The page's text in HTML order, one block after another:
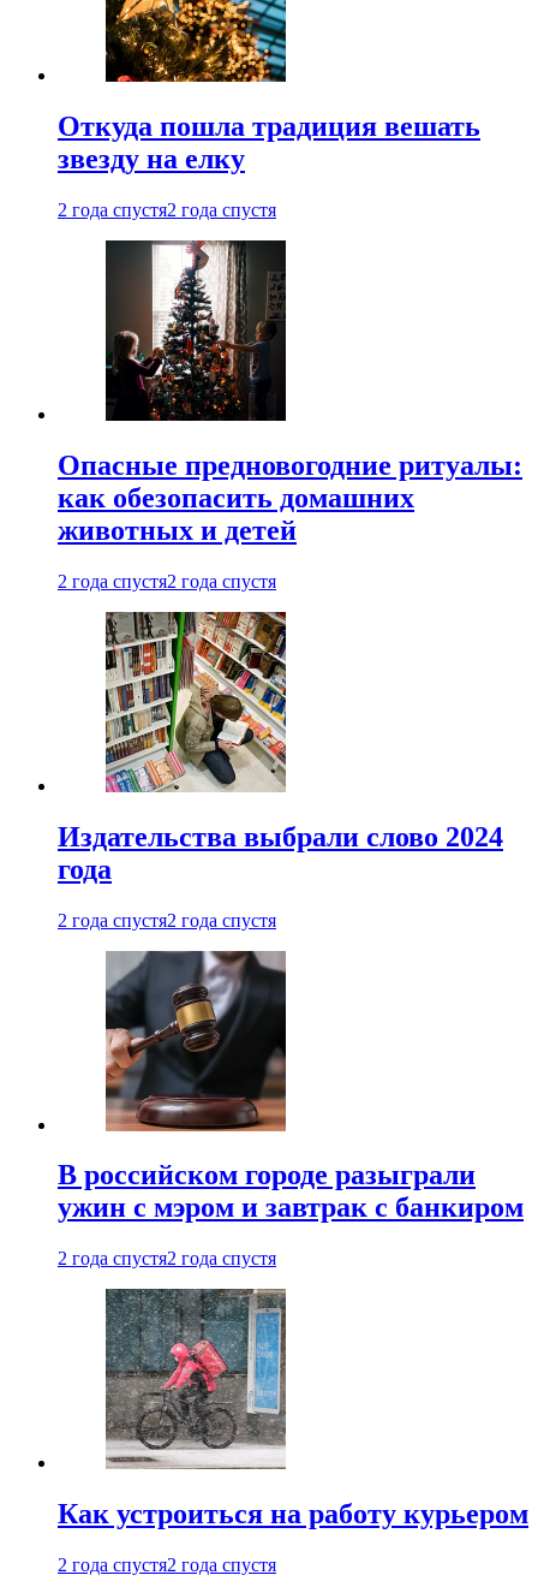
Откуда пошла традиция вешать
звезду на елку
2 года спустя2 года спустя
Опасные предновогодние ритуалы:
как обезопасить домашних
животных и детей
2 года спустя2 года спустя
Издательства выбрали слово 2024
года
2 года спустя2 года спустя
В российском городе разыграли
ужин с мэром и завтрак с банкиром
2 года спустя2 года спустя
Как устроиться на работу курьером
2 года спустя2 года спустя